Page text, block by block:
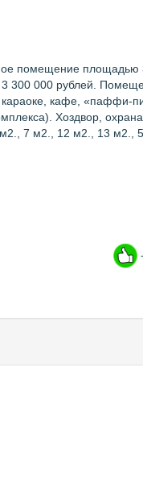
помещение
300 000 рублей.
караоке, кафе, «паффи-
Хоздвор,
7 м2., 12 м2., 13 м2.,
-